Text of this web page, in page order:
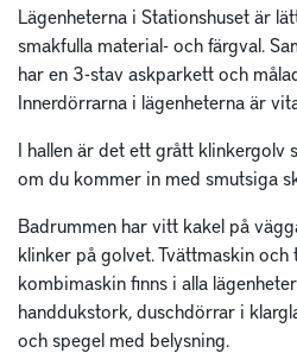
Lägenheterna i Stationshuset är
smakfulla material- och färgval.
har en 3-stav askparkett och
Innerdörrarna i lägenheterna är
I hallen är det ett grått klinkergolv
om du kommer in med smutsiga
Badrummen har vitt kakel på
klinker på golvet. Tvättmaskin
kombimaskin finns i alla
handdukstork, duschdörrar i
och spegel med belysning.